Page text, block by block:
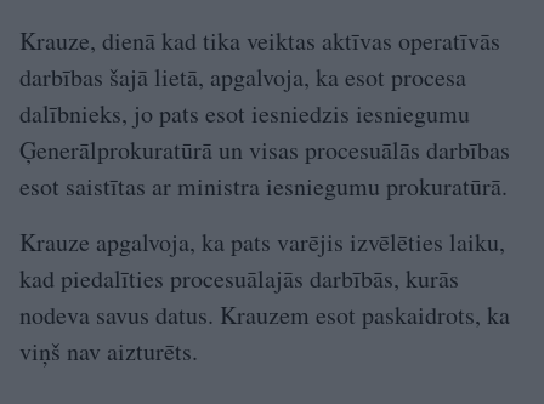
Krauze, dienā kad tika veiktas aktīvas operatīvās
darbības šajā lietā, apgalvoja, ka esot procesa
dalībnieks, jo pats esot iesniedzis iesniegumu
Ģenerālprokuratūrā un visas procesuālās darbības
esot saistītas ar ministra iesniegumu prokuratūrā.
Krauze apgalvoja, ka pats varējis izvēlēties laiku,
kad piedalīties procesuālajās darbībās, kurās
nodeva savus datus. Krauzem esot paskaidrots, ka
viņš nav aizturēts.